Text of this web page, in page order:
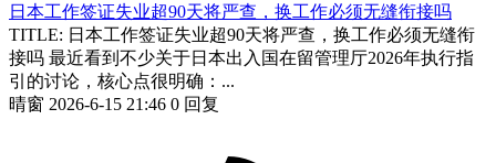
日本工作签证失业超90天将严查，换工作必须无缝衔接吗
TITLE: 日本工作签证失业超90天将严查，换工作必须无缝衔
接吗 最近看到不少关于日本出入国在留管理厅2026年执行指
引的讨论，核心点很明确：...
晴窗 2026-6-15 21:46 0 回复